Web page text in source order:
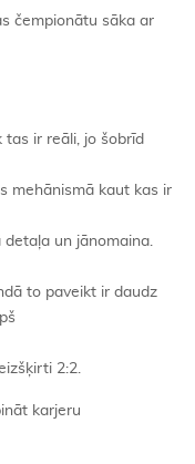
čempionātu sāka ar
tas ir reāli, jo šobrīd
mehānismā kaut kas ir
un jānomaina.
to paveikt ir daudz
2:2.
karjeru